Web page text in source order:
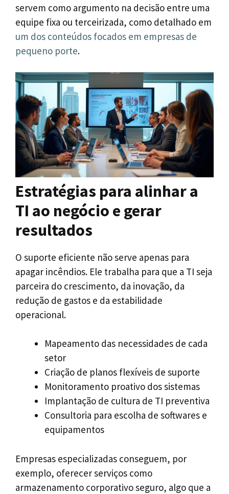
servem como argumento na decisão entre uma
equipe fixa ou terceirizada, como detalhado em
um dos conteúdos focados em empresas de
pequeno porte.
Estratégias para alinhar a
TI ao negócio e gerar
resultados
O suporte eficiente não serve apenas para
apagar incêndios. Ele trabalha para que a TI seja
parceira do crescimento, da inovação, da
redução de gastos e da estabilidade
operacional.
Mapeamento das necessidades de cada
setor
Criação de planos flexíveis de suporte
Monitoramento proativo dos sistemas
Implantação de cultura de TI preventiva
Consultoria para escolha de softwares e
equipamentos
Empresas especializadas conseguem, por
exemplo, oferecer serviços como
armazenamento corporativo seguro, algo que a